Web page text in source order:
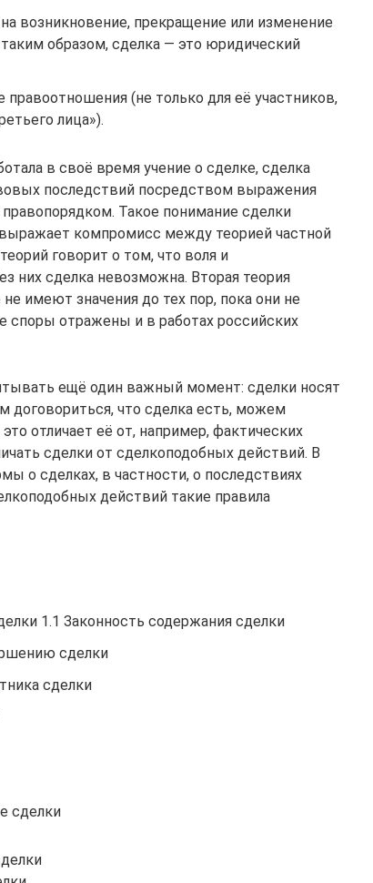
возникновение, прекращение или изменение
образом, сделка — это юридический
(не только для её участников,
лица»).
в своё время учение о сделке, сделка
последствий посредством выражения
Такое понимание сделки
компромисс между теорией частной
говорит о том, что воля и
них сделка невозможна. Вторая теория
имеют значения до тех пор, пока они не
споры отражены и в работах российских
ещё один важный момент: сделки носят
договориться, что сделка есть, можем
отличает её от, например, фактических
сделки от сделкоподобных действий. В
о сделках, в частности, о последствиях
действий такие правила
1.1 Законность содержания сделки
сделки
сделки
сделки